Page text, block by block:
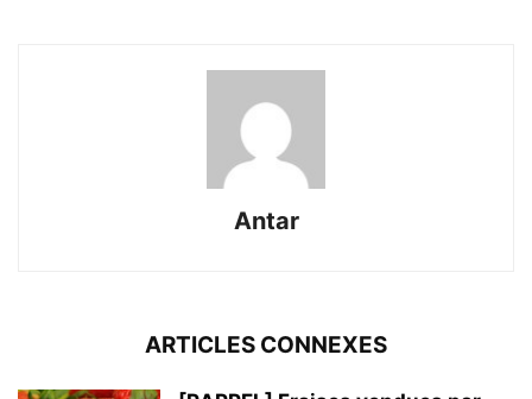
Antar
ARTICLES CONNEXES